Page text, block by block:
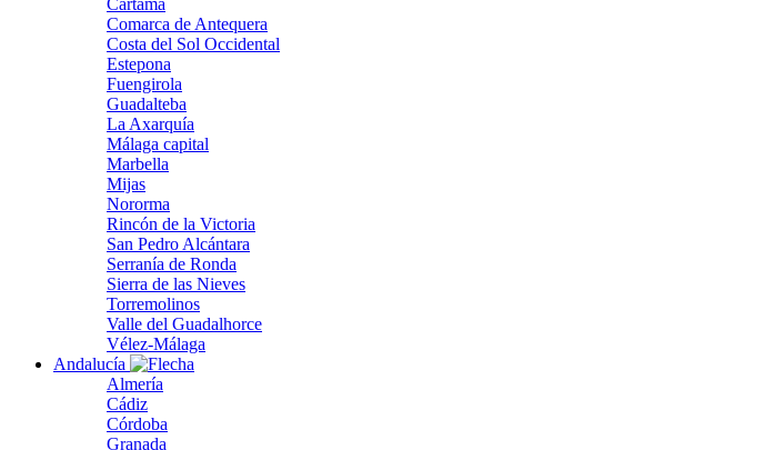
Cártama
Comarca de Antequera
Costa del Sol Occidental
Estepona
Fuengirola
Guadalteba
La Axarquía
Málaga capital
Marbella
Mijas
Nororma
Rincón de la Victoria
San Pedro Alcántara
Serranía de Ronda
Sierra de las Nieves
Torremolinos
Valle del Guadalhorce
Vélez-Málaga
Andalucía
Almería
Cádiz
Córdoba
Granada